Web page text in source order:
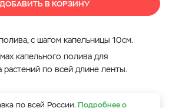
ДОБАВИТЬ В КОРЗИНУ
с шагом капельницы 10см.
капельного полива для
по всей длине ленты.
по всей России. Подробнее о